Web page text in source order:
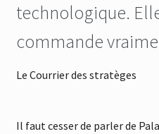
technologique.
commande
Le Courrier des stratèges
Il faut cesser de parler de